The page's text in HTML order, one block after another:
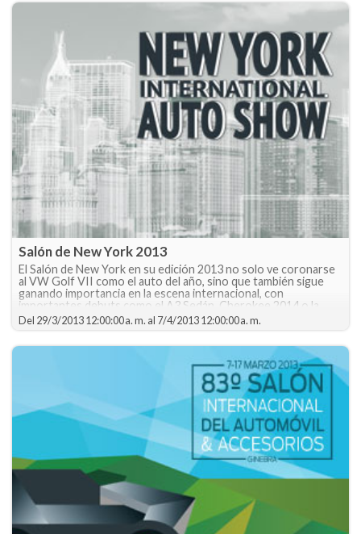
Salón de New York 2013
El Salón de New York en su edición 2013 no solo ve coronarse
al VW Golf VII como el auto del año, sino que también sigue
ganando importancia en la escena internacional, con
importantes debuts como el A3 Sedán, Cherokee 2014 o la
Range Rover Sport de nueva generación.
Del 29/3/2013 12:00:00 a. m. al 7/4/2013 12:00:00 a. m.